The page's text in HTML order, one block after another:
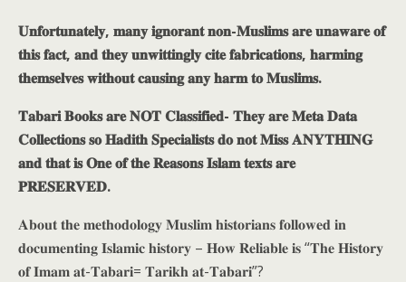
𝐔𝐧𝐟𝐨𝐫𝐭𝐮𝐧𝐚𝐭𝐞𝐥𝐲, 𝐦𝐚𝐧𝐲 𝐢𝐠𝐧𝐨𝐫𝐚𝐧𝐭 𝐧𝐨𝐧-𝐌𝐮𝐬𝐥𝐢𝐦𝐬 𝐚𝐫𝐞 𝐮𝐧𝐚𝐰𝐚𝐫𝐞 𝐨𝐟
𝐭𝐡𝐢𝐬 𝐟𝐚𝐜𝐭, 𝐚𝐧𝐝 𝐭𝐡𝐞𝐲 𝐮𝐧𝐰𝐢𝐭𝐭𝐢𝐧𝐠𝐥𝐲 𝐜𝐢𝐭𝐞 𝐟𝐚𝐛𝐫𝐢𝐜𝐚𝐭𝐢𝐨𝐧𝐬, 𝐡𝐚𝐫𝐦𝐢𝐧𝐠
𝐭𝐡𝐞𝐦𝐬𝐞𝐥𝐯𝐞𝐬 𝐰𝐢𝐭𝐡𝐨𝐮𝐭 𝐜𝐚𝐮𝐬𝐢𝐧𝐠 𝐚𝐧𝐲 𝐡𝐚𝐫𝐦 𝐭𝐨 𝐌𝐮𝐬𝐥𝐢𝐦𝐬.
𝐓𝐚𝐛𝐚𝐫𝐢 𝐁𝐨𝐨𝐤𝐬 𝐚𝐫𝐞 𝐍𝐎𝐓 𝐂𝐥𝐚𝐬𝐬𝐢𝐟𝐢𝐞𝐝- 𝐓𝐡𝐞𝐲 𝐚𝐫𝐞 𝐌𝐞𝐭𝐚 𝐃𝐚𝐭𝐚
𝐂𝐨𝐥𝐥𝐞𝐜𝐭𝐢𝐨𝐧𝐬 𝐬𝐨 𝐇𝐚𝐝𝐢𝐭𝐡 𝐒𝐩𝐞𝐜𝐢𝐚𝐥𝐢𝐬𝐭𝐬 𝐝𝐨 𝐧𝐨𝐭 𝐌𝐢𝐬𝐬 𝐀𝐍𝐘𝐓𝐇𝐈𝐍𝐆
𝐚𝐧𝐝 𝐭𝐡𝐚𝐭 𝐢𝐬 𝐎𝐧𝐞 𝐨𝐟 𝐭𝐡𝐞 𝐑𝐞𝐚𝐬𝐨𝐧𝐬 𝐈𝐬𝐥𝐚𝐦 𝐭𝐞𝐱𝐭𝐬 𝐚𝐫𝐞
𝐏𝐑𝐄𝐒𝐄𝐑𝐕𝐄𝐃.
𝐀𝐛𝐨𝐮𝐭 𝐭𝐡𝐞 𝐦𝐞𝐭𝐡𝐨𝐝𝐨𝐥𝐨𝐠𝐲 𝐌𝐮𝐬𝐥𝐢𝐦 𝐡𝐢𝐬𝐭𝐨𝐫𝐢𝐚𝐧𝐬 𝐟𝐨𝐥𝐥𝐨𝐰𝐞𝐝 𝐢𝐧
𝐝𝐨𝐜𝐮𝐦𝐞𝐧𝐭𝐢𝐧𝐠 𝐈𝐬𝐥𝐚𝐦𝐢𝐜 𝐡𝐢𝐬𝐭𝐨𝐫𝐲 – 𝐇𝐨𝐰 𝐑𝐞𝐥𝐢𝐚𝐛𝐥𝐞 𝐢𝐬 “𝐓𝐡𝐞 𝐇𝐢𝐬𝐭𝐨𝐫𝐲
𝐨𝐟 𝐈𝐦𝐚𝐦 𝐚𝐭-𝐓𝐚𝐛𝐚𝐫𝐢= 𝐓𝐚𝐫𝐢𝐤𝐡 𝐚𝐭-𝐓𝐚𝐛𝐚𝐫𝐢”?